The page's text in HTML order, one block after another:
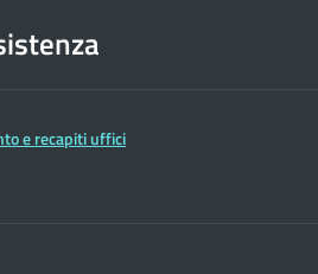
e recapiti uffici